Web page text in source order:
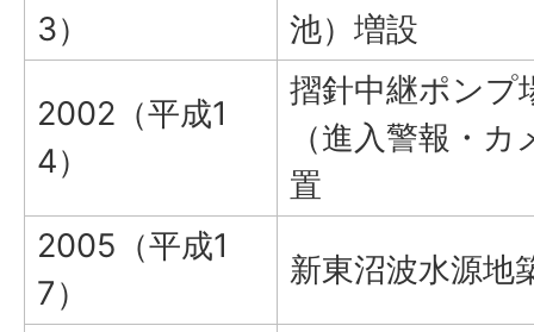
3）
池）増設
2002（平成1
4）
摺針中継ポンプ
（進入警報・
置
2005（平成1
7）
新東沼波水源地